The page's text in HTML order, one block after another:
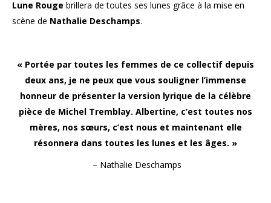
Lune Rouge brillera de toutes ses lunes grâce à la mise en
scène de Nathalie Deschamps.
« Portée par toutes les femmes de ce collectif depuis
deux ans, je ne peux que vous souligner l’immense
honneur de présenter la version lyrique de la célèbre
pièce de Michel Tremblay. Albertine, c’est toutes nos
mères, nos sœurs, c’est nous et maintenant elle
résonnera dans toutes les lunes et les âges. »
– Nathalie Deschamps